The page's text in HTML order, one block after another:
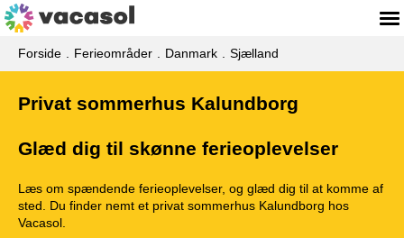
Forside Ferieområder Danmark Sjælland
Privat sommerhus Kalundborg
Glæd dig til skønne ferieoplevelser
Læs om spændende ferieoplevelser, og glæd dig til at komme af
sted. Du finder nemt et privat sommerhus Kalundborg hos
Vacasol.